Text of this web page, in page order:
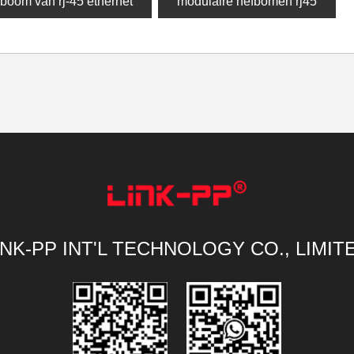
PP INT'L TECHNOLOGY CO.,